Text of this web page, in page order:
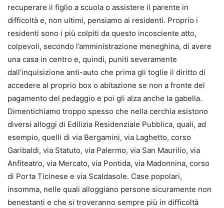
recuperare il figlio a scuola o assistere il parente in
difficoltà e, non ultimi, pensiamo ai residenti. Proprio i
residenti sono i più colpiti da questo incosciente atto,
colpevoli, secondo l’amministrazione meneghina, di avere
una casa in centro e, quindi, puniti severamente
dall’inquisizione anti-auto che prima gli toglie il diritto di
accedere al proprio box o abitazione se non a fronte del
pagamento del pedaggio e poi gli alza anche la gabella.
Dimentichiamo troppo spesso che nella cerchia esistono
diversi alloggi di Edilizia Residenziale Pubblica, quali, ad
esempio, quelli di via Bergamini, via Laghetto, corso
Garibaldi, via Statuto, via Palermo, via San Maurilio, via
Anfiteatro, via Mercato, via Pontida, via Madonnina, corso
di Porta Ticinese e via Scaldasole. Case popolari,
insomma, nelle quali alloggiano persone sicuramente non
benestanti e che si troveranno sempre più in difficoltà